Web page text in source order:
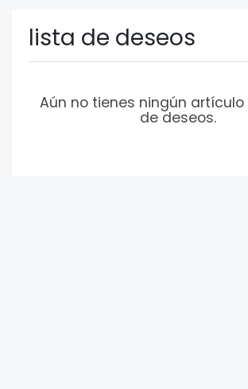
lista de deseos
Aún no tienes ningún
de deseos.